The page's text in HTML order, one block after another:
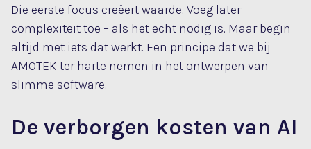
Die eerste focus creëert waarde. Voeg later
complexiteit toe – als het echt nodig is. Maar begin
altijd met iets dat werkt. Een principe dat we bij
AMOTEK ter harte nemen in het ontwerpen van
slimme software.
De verborgen kosten van AI